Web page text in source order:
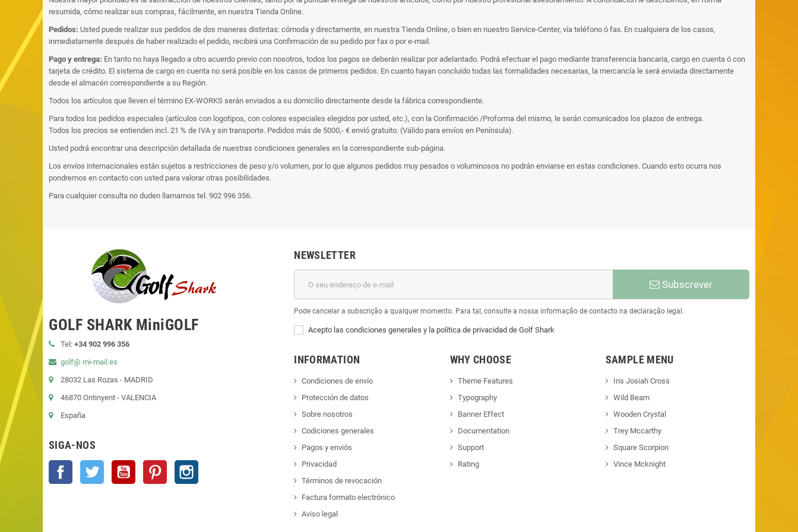
resumida, cómo realizar sus compras, fácilmente, en nuestra Tienda Online.
Pedidos: Usted puede realizar sus pedidos de dos maneras distintas: cómoda y directamente, en nuestra Tienda Online, o bien en nuestro Service-Center, vía teléfono ó fax. En cualquiera de los casos,
inmediatamente después de haber realizado el pedido, recibirá una Confirmación de su pedido por fax o por e-mail.
Pago y entrega: En tanto no haya llegado a otro acuerdo previo con nosotros, todos los pagos se deberán realizar por adelantado. Podrá efectuar el pago mediante transferencia bancaria, cargo en cuenta ó con
tarjeta de crédito. El sistema de cargo en cuenta no será posible en los casos de primeros pedidos. En cuanto hayan concluido todas las formalidades necesarias, la mercancía le será enviada directamente
desde el almacén correspondiente a su Región.
Todos los artículos que lleven el término EX-WORKS serán enviados a su domicilio directamente desde la fábrica correspondiente.
Para todos los pedidos especiales (artículos con logotipos, con colores especiales elegidos por usted, etc.), con la Confirmación /Proforma del mismo, le serán comunicados los plazos de entrega.
Todos los precios se entienden incl. 21 % de IVA y sin transporte. Pedidos más de 5000,- € envió gratuito. (Válido para envíos en Península).
Usted podrá encontrar una descripción detallada de nuestras condiciones generales en la correspondiente sub-página.
Los envíos internacionales están sujetos a restricciones de peso y/o volumen, por lo que algunos pedidos muy pesados o voluminosos no podrán enviarse en estas condiciones. Cuando esto ocurra nos
pondremos en contacto con usted para valorar otras posibilidades.
Para cualquier consulta no duden llamarnos tel. 902 996 356.
GOLF SHARK MiniGOLF
Tel: +34 902 996 356
golf@ mi-mail.es
28032 Las Rozas - MADRID
46870 Ontinyent - VALENCIA
España
SIGA-NOS
Facebook Twitter YouTube Pinterest
NEWSLETTER
Subscrever
Pode cancelar a subscrição a qualquer momento. Para tal, consulte a nossa informação de contacto na declaração legal.
Acepto las condiciones generales y la política de privacidad de Golf Shark
INFORMATION
Condiciones de envío
Protección de datos
Sobre nosotros
Codiciones generales
Pagos y enviós
Privacidad
Términos de revocación
Factura formato electrónico
Aviso legal
WHY CHOOSE
Theme Features
Typography
Banner Effect
Documentation
Support
Rating
SAMPLE MENU
Iris Josiah Cross
Wild Beam
Wooden Crystal
Trey Mccarthy
Square Scorpion
Vince Mcknight